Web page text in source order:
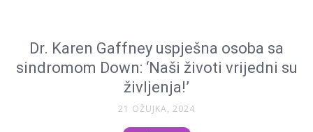
Dr. Karen Gaffney uspješna osoba sa
sindromom Down: ‘Naši životi vrijedni su
življenja!’
21 OŽUJKA, 2024